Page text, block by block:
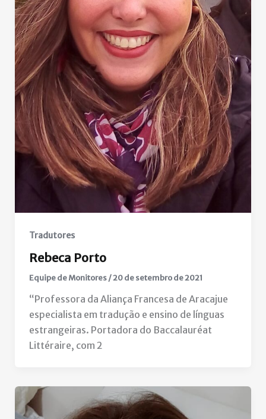
Tradutores
Rebeca Porto
Equipe de Monitores/20 de setembro de 2021
“Professora da Aliança Francesa de Aracajue
especialista em tradução e ensino de línguas
estrangeiras. Portadora do Baccalauréat
Littéraire, com 2